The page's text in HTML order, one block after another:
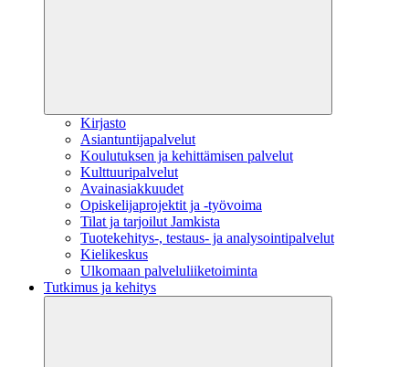
Kirjasto
Asiantuntijapalvelut
Koulutuksen ja kehittämisen palvelut
Kulttuuripalvelut
Avainasiakkuudet
Opiskelijaprojektit​ ja -työvoima
Tilat ja tarjoilut Jamkista
Tuotekehitys-, testaus- ja analysointipalvelut
Kielikeskus
Ulkomaan palveluliiketoiminta
Tutkimus ja kehitys